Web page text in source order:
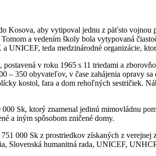
aby vytipoval jednu z päťsto vojnou
a vedením školy bola vytypovaná
teda medzinárodné organizácie,
v roku 1965 s 11 triedami a
350 obyvateľov, v čase zahájenia opravy
kostol, fara a dom rehoľných sestričiek.
Sk, ktorý znamenal jedinú mimovládnu
a iným spôsobom zničené domy.
000 Sk z prostriedkov získaných z
Slovenská humanitná rada, UNICEF,